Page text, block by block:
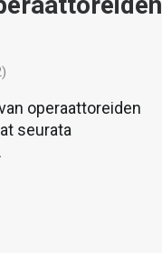
operaattoreiden
seurata